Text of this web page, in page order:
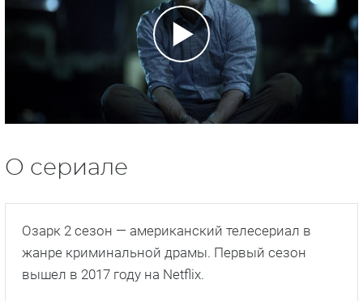
О сериале
Озарк 2 сезон — американский телесериал в
жанре криминальной драмы. Первый сезон
вышел в 2017 году на Netflix.